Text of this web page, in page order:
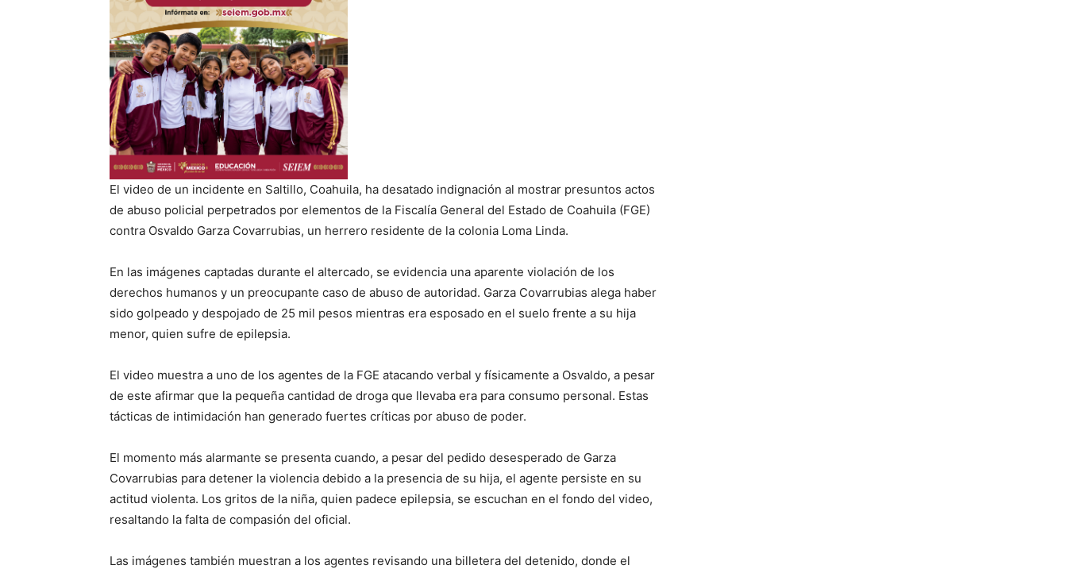
El video de un incidente en Saltillo, Coahuila, ha desatado indignación al mostrar presuntos actos
de abuso policial perpetrados por elementos de la Fiscalía General del Estado de Coahuila (FGE)
contra Osvaldo Garza Covarrubias, un herrero residente de la colonia Loma Linda.
En las imágenes captadas durante el altercado, se evidencia una aparente violación de los
derechos humanos y un preocupante caso de abuso de autoridad. Garza Covarrubias alega haber
sido golpeado y despojado de 25 mil pesos mientras era esposado en el suelo frente a su hija
menor, quien sufre de epilepsia.
El video muestra a uno de los agentes de la FGE atacando verbal y físicamente a Osvaldo, a pesar
de este afirmar que la pequeña cantidad de droga que llevaba era para consumo personal. Estas
tácticas de intimidación han generado fuertes críticas por abuso de poder.
El momento más alarmante se presenta cuando, a pesar del pedido desesperado de Garza
Covarrubias para detener la violencia debido a la presencia de su hija, el agente persiste en su
actitud violenta. Los gritos de la niña, quien padece epilepsia, se escuchan en el fondo del video,
resaltando la falta de compasión del oficial.
Las imágenes también muestran a los agentes revisando una billetera del detenido, donde el